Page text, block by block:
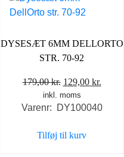
DYSESÆT 6MM DELLORTO
STR. 70-92
179,00kr. Den
oprindelige
pris
179,00 kr..
129,00 kr.
pris
inkl. moms
Varenr: DY100040
Tilføj til kurv